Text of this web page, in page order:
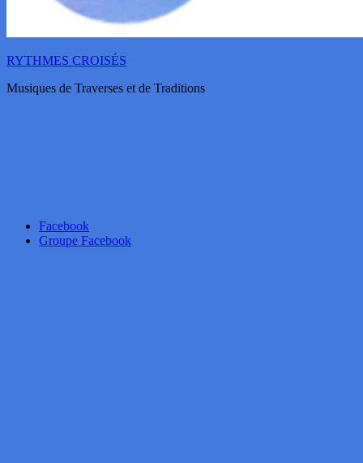
RYTHMES CROISÉS
Musiques de Traverses et de Traditions
Facebook
Groupe Facebook